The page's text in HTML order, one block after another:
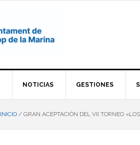
NOTICIAS GESTIONES
INICIO / GRAN ACEPTACIÓN DEL VII TORNEO